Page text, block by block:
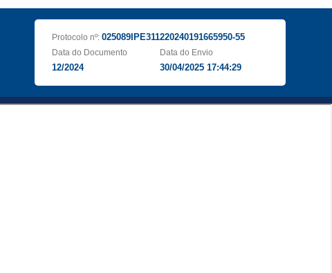
Protocolo nº: 025089IPE311220240191665950-55
Data do Documento
12/2024
Data do Envio
30/04/2025 17:44:29